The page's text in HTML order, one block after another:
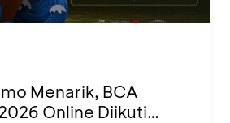
Menarik, BCA
Online Diikuti